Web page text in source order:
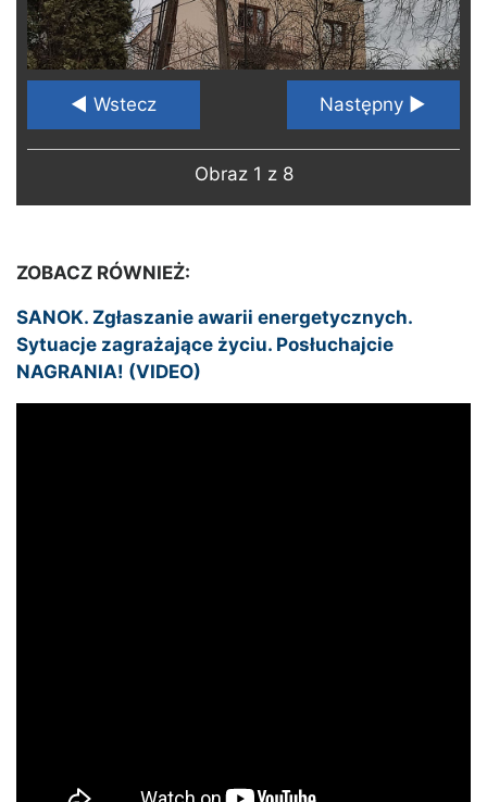
◄ Wstecz Następny ►
Obraz 1 z 8
ZOBACZ RÓWNIEŻ:
SANOK. Zgłaszanie awarii energetycznych.
Sytuacje zagrażające życiu. Posłuchajcie
NAGRANIA! (VIDEO)